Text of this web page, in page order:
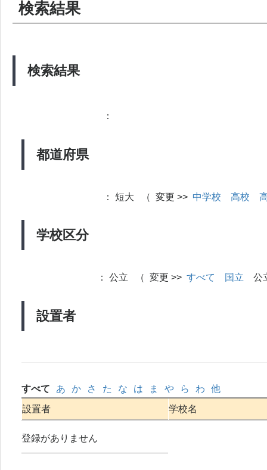
検索結果
検索結果
都道府県
：
学校区分
： 短大 （ 変更 >> 中学校 高校
設置者
： 公立 （ 変更 >> すべて 国立
すべて あ か さ た な は ま や ら わ
他
設置者
学校名
登録がありません